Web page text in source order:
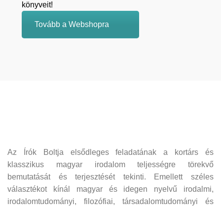
könyveit!
Tovább a Webshopra
Az Írók Boltja elsődleges feladatának a kortárs és
klasszikus magyar irodalom teljességre törekvő
bemutatását és terjesztését tekinti. Emellett széles
választékot kínál magyar és idegen nyelvű irodalmi,
irodalomtudományi, filozófiai, társadalomtudományi és